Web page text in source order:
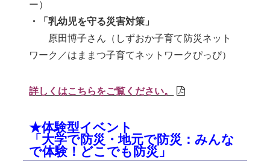
ー）
・「乳幼児を守る災害対策」
原田博子さん（しずおか子育て防災ネット
ワーク／はままつ子育てネットワークぴっぴ）
詳しくはこちらをご覧ください。
★体験型イベント
「大学で防災・地元で防災：みんな
で体験！どこでも防災」